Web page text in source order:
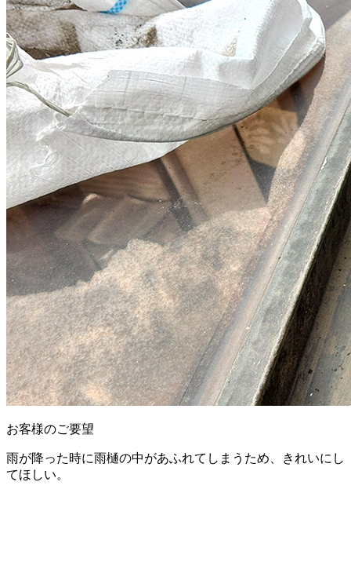
お客様のご要望
雨が降った時に雨樋の中があふれてしまうため、きれいにし
てほしい。